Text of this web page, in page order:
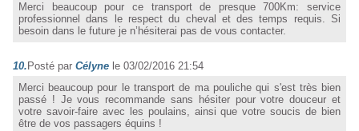
Merci beaucoup pour ce transport de presque 700Km: service
professionnel dans le respect du cheval et des temps requis. Si
besoin dans le future je n’hésiterai pas de vous contacter.
10. Posté par Célyne le 03/02/2016 21:54
Merci beaucoup pour le transport de ma pouliche qui s'est très bien
passé ! Je vous recommande sans hésiter pour votre douceur et
votre savoir-faire avec les poulains, ainsi que votre soucis de bien
être de vos passagers équins !